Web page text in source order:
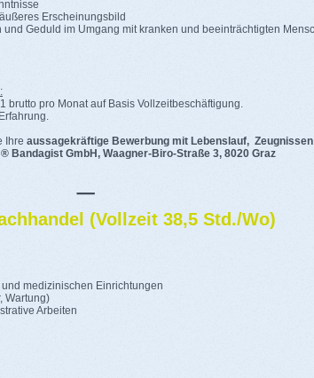
Erscheinungsbild
Geduld im Umgang mit kranken und beeinträchtigten
brutto pro Monat auf Basis Vollzeitbeschäftigung.
Ihre aussagekräftige Bewerbung mit Lebenslauf, Zeugnissen
Bandagist GmbH, Waagner-Biro-Straße 3, 8020 Graz
(Vollzeit 38,5 Std./Wo)
medizinischen Einrichtungen
Wartung)
Arbeiten